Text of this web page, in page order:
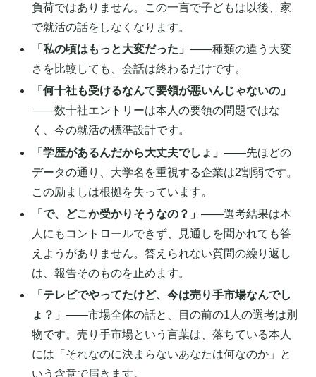
負荷ではありません。この一言で子どもは以後、家
で就活の話をしなくなります。
「私の頃はもっと大変だった」——種類の違う大変
さを比較しても、会話は終わるだけです。
「何十社も受けるなんて要領が悪いんじゃないの」
——数十社エントリーは本人の要領の問題ではな
く、今の就活の標準設計です。
「学歴があるんだから大丈夫でしょ」——先ほどの
データの通り、大学名を重視する企業は2割弱です。
この励ましは根拠を失っています。
「で、どこか受かりそうなの？」——選考結果は本
人にもコントロールできず、見通しを聞かれても答
えようがありません。答えられない質問の繰り返し
は、報告そのものを止めます。
「テレビでやってたけど、今は売り手市場なんでし
ょ？」——市場全体の話と、目の前の1人の選考は別
物です。売り手市場という言葉は、落ちている本人
には「それなのに決まらないあなたは何なのか」と
いう含意で届きます。